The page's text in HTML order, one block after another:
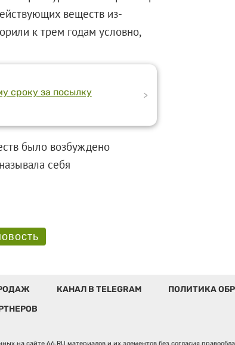
веществ из-
к трем годам условно,
сроку за посылку
>
было возбуждено
себя
КАНАЛ В TELEGRAM
ПОЛИТИКА